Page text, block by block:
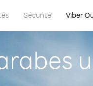
Sécurité Viber